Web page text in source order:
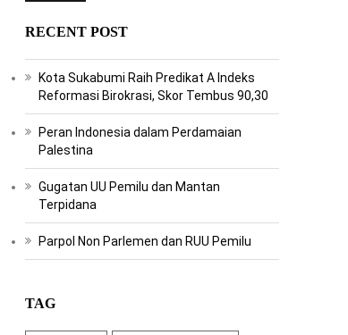
RECENT POST
Kota Sukabumi Raih Predikat A Indeks
Reformasi Birokrasi, Skor Tembus 90,30
Peran Indonesia dalam Perdamaian
Palestina
Gugatan UU Pemilu dan Mantan
Terpidana
Parpol Non Parlemen dan RUU Pemilu
TAG